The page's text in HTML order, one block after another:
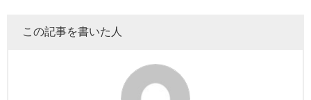
この記事を書いた人